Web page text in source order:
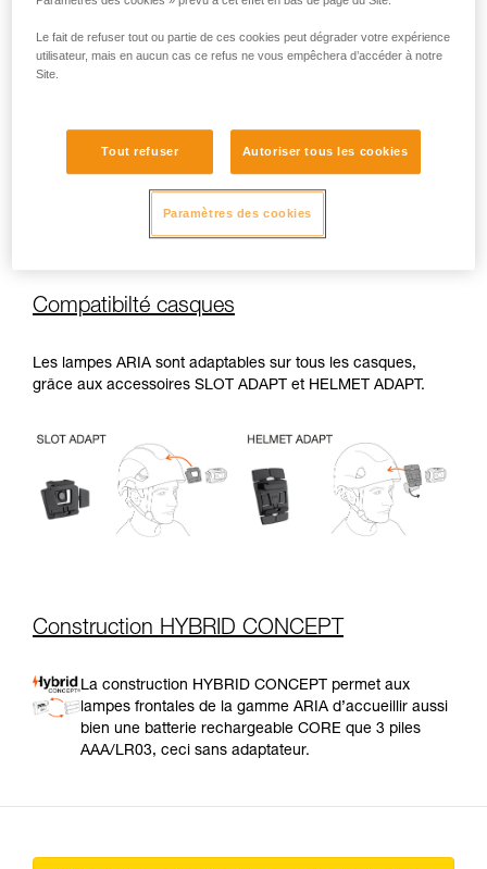
450 lm 110 h
350 lm 110 h
Compatibilté casques
Les lampes ARIA sont adaptables sur tous les casques,
grâce aux accessoires SLOT ADAPT et HELMET ADAPT.
Construction HYBRID CONCEPT
La construction HYBRID CONCEPT permet aux
lampes frontales de la gamme ARIA d’accueillir aussi
bien une batterie rechargeable CORE que 3 piles
AAA/LR03, ceci sans adaptateur.
Le fait de refuser tout ou partie de ces cookies peut dégrader votre expérience
utilisateur, mais en aucun cas ce refus ne vous empêchera d’accéder à notre
Site.
Tout refuser Autoriser tous les cookies
Paramètres des cookies